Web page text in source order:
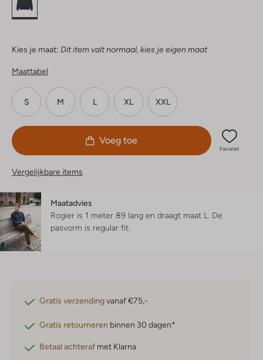
Kies je maat: Dit item valt normaal, kies je eigen maat
Maattabel
S M L XL XXL
Voeg toe
Favoriet
Vergelijkbare items
Maatadvies
Rogier is 1 meter 89 lang en draagt maat L. De
pasvorm is regular fit
Gratis verzendingvanaf €75,-
Gratis retourneren binnen 30 dagen*
Betaal achteraf met Klarna